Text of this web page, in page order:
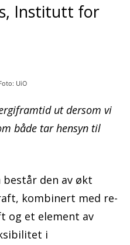
Institutt for
UiO
ut dersom vi
både tar hensyn til
den av økt
kombinert med re-
og et element av
i